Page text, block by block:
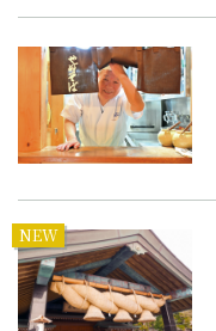
NEW